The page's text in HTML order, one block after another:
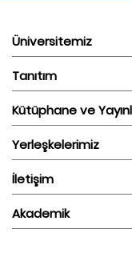
Üniversitemiz
Tanıtım
Kütüphane ve
Yerleşkelerimiz
İletişim
Akademik